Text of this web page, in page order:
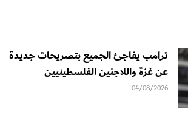
ترامب يفاجئ الجميع بتصريحات جديدة
عن غزة واللاجئين الفلسطينيين
04/08/2026